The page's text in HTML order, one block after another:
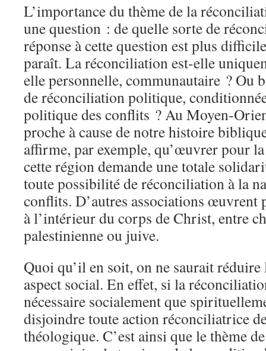
L’importance du thème de la
une question : de quelle sorte de
réponse à cette question est plus
paraît. La réconciliation est-elle
elle personnelle, communautaire ? Ou
de réconciliation politique,
politique des conflits ? Au Moyen-
proche à cause de notre histoire
affirme, par exemple, qu’œuvrer pour
cette région demande une totale
toute possibilité de réconciliation à la
conflits. D’autres associations
à l’intérieur du corps de Christ, entre
palestinienne ou juive.
Quoi qu’il en soit, on ne saurait
aspect social. En effet, si la
nécessaire socialement que
disjoindre toute action réconciliatrice
théologique. C’est ainsi que le thème